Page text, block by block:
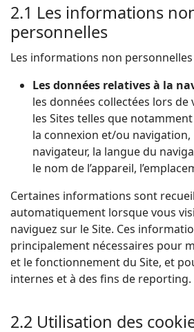
2.1 Les informations
personnelles
Les informations non
Les données relatives à la
les données collectées lors
les Sites telles que
la connexion et/ou navigation,
navigateur, la langue du
le nom de l’appareil,
Certaines informations sont
automatiquement lorsque vous
naviguez sur le Site. Ces
principalement nécessaires pour
et le fonctionnement du Site, et
internes et à des fins de reporting.
2.2 Utilisation des